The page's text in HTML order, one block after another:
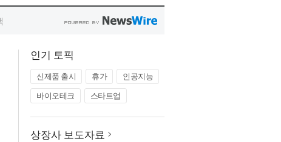
인기 토픽
신제품 출시 휴가
인공지능
바이오테크
스타트업
상장사 보도자료